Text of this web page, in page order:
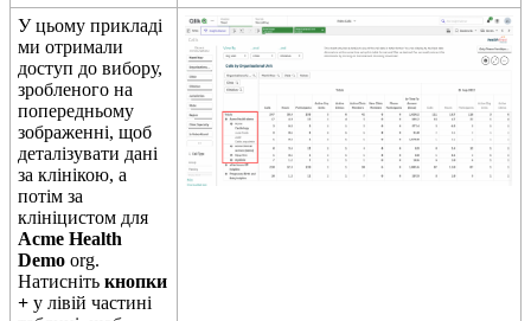
У цьому прикладі
ми отримали
доступ до вибору,
зробленого на
попередньому
зображенні, щоб
деталізувати дані
за клінікою, а
потім за
клініцистом для
Acme Health
Demo org.
Натисніть кнопки
+ у лівій частині